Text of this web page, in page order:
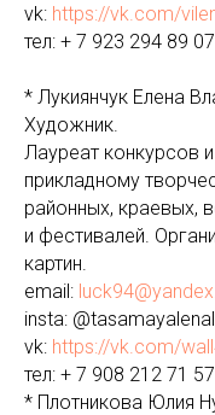
vk: https://vk.com/
тел: + 7 923 294 89 07
* Лукиянчук Елена
Художник.
Лауреат конкурсов
прикладному
районных, краевых,
и фестивалей.
картин.
email:
insta:
vk: https://vk.com/
тел: + 7 908 212 71 57
* Плотникова Юлия